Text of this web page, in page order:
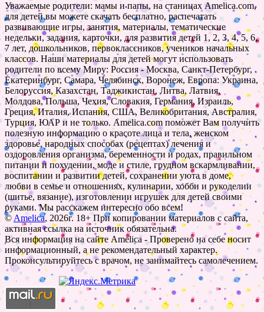
Уважаемые родители: мамы и папы, на станицах Amelica.com,
для детей вы можете скачать бесплатно, распечатать
развивающие игры, занятия, материалы, тематические
недельки, задания, карточки, для развития детей 1, 2, 3, 4, 5, 6,
7 лет, дошкольников, первоклассников, учеников начальных
классов. Наши материалы для детей могут использовать
родители по всему Миру: Россия - Москва, Санкт-Петербург,
Екатеринбург, Самара, Челябинск, Воронеж, Европа: Украина,
Белоруссия, Казахстан, Таджикистан, Литва, Латвия,
Молдова, Польша, Чехия, Словакия, Германия, Израиль,
Греция, Италия, Испания, США, Великобритания, Австралия,
Турция, ЮАР и не только. Amelica.com поможет Вам получить
полезную информацию о красоте лица и тела, женском
здоровье, народных способах (рецептах) лечения и
оздоровления организма, беременности и родах, правильном
питании и похудении, моде и стиле, грудном вскармливании,
воспитании и развитии детей, сохранении уюта в доме,
любви в семье и отношениях, кулинарии, хобби и рукоделии
(шитье, вязание), изготовлении игрушек для детей своими
руками. Мы расскажем интересно обо всем!
© Amelica, 2026г. 18+ При копировании материалов с сайта,
активная ссылка на источник обязательна.
Вся информация на сайте Amelica - Проверено на себе носит
информационный, а не рекомендательный характер.
Проконсультируйтесь с врачом, не занимайтесь самолечением.